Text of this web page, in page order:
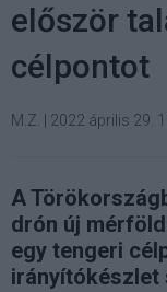
először
célpontot
M.Z. 2022 április 29.
A
drón új
egy tengeri
irányítókészlet